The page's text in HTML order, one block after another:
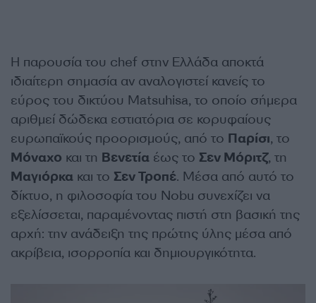
Η παρουσία του chef στην Ελλάδα αποκτά
ιδιαίτερη σημασία αν αναλογιστεί κανείς το
εύρος του δικτύου Matsuhisa, το οποίο σήμερα
αριθμεί δώδεκα εστιατόρια σε κορυφαίους
ευρωπαϊκούς προορισμούς, από το Παρίσι, το
Μόναχο και τη Βενετία έως το Σεν Μόριτζ, τη
Μαγιόρκα και το Σεν Τροπέ. Μέσα από αυτό το
δίκτυο, η φιλοσοφία του Nobu συνεχίζει να
εξελίσσεται, παραμένοντας πιστή στη βασική της
αρχή: την ανάδειξη της πρώτης ύλης μέσα από
ακρίβεια, ισορροπία και δημιουργικότητα.